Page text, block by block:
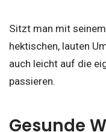
Sitzt man mit
hektischen, lauten
auch leicht auf die
passieren.
Gesunde